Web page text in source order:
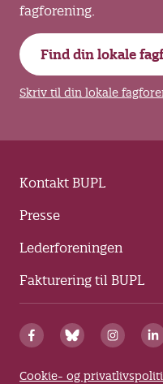
fagforening.
Find din lokale
Skriv til din lokale
Kontakt BUPL
Presse
Lederforeningen
Fakturering til BUPL
Cookie- og